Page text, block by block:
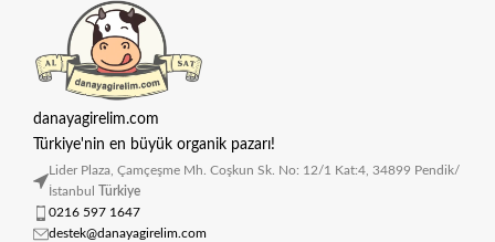
danayagirelim.com
Türkiye'nin en büyük organik pazarı!
Lider Plaza, Çamçeşme Mh. Coşkun Sk. No: 12/1 Kat:4, 34899 Pendik/
İstanbul
Türkiye
0216 597 1647
destek@danayagirelim.com